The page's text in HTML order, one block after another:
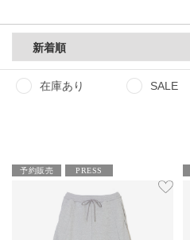
新着順
在庫あり SALE
予約販売 PRESS